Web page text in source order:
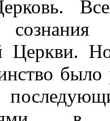
Церкви.